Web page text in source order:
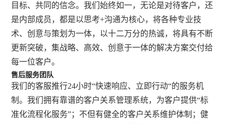
目标、共同的信念。我们始终如一，无论是对待客户，还
是内部成员，都是以思考+沟通为核心，将各种专业技
术、创意与策划为一体，以十二万分的热诚，将具有不断
更新突破，集战略、高效、创意于一体的解决方案交付给
每一位客户。
售后服务团队
我们的客服推行24小时“快速响应、立即行动“的服务机
制。我们拥有靠谱的客户关系管理系统，为客户提供“标
准化流程化服务”；不但有健全的客户关系维护体制；健